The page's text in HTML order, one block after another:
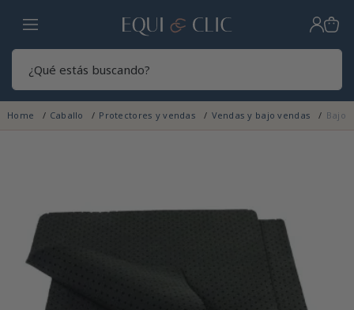
Hogar
Home Caballo Protectores y vendas Vendas y bajo vendas Bajo